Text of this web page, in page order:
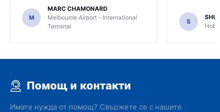
M
MARC CHAMONARD
Melbourne Airport - International
Terminal
S
Помощ и контакти
Имате нужда от помощ? Свържете се с нашите